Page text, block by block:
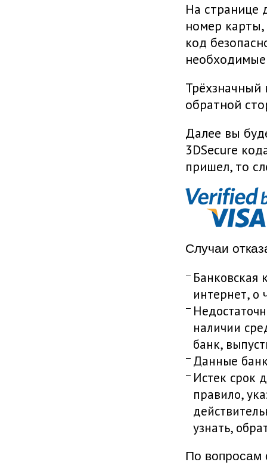
На странице
номер карты,
код
обратной
Далее вы
3DSecure
пришел, то
Случаи
Банковская
интернет, о
наличии
банк,
Данные
Истек срок
правило,
узнать,
По вопросам